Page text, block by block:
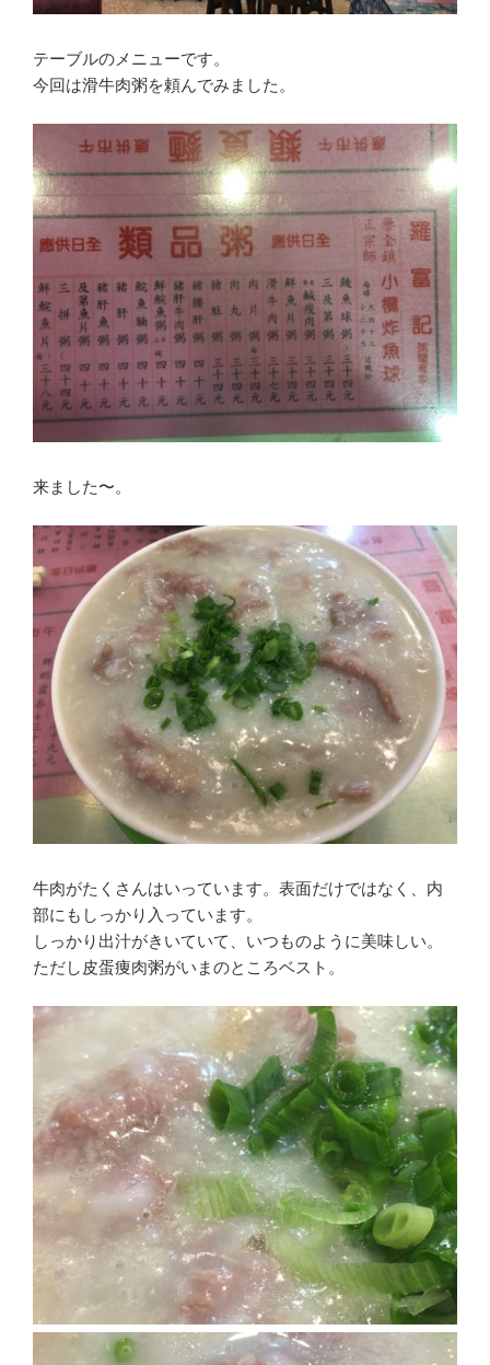
テーブルのメニューです。
今回は滑牛肉粥を頼んでみました。
来ました〜。
牛肉がたくさんはいっています。表面だけではなく、内
部にもしっかり入っています。
しっかり出汁がきいていて、いつものように美味しい。
ただし皮蛋痩肉粥がいまのところベスト。